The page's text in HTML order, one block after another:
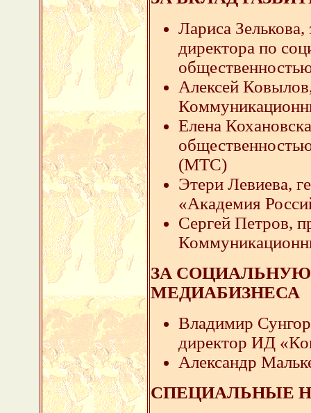
Лариса Зелькова,
директора по
Алексей
Елена
(МТС)
Этери Левиева,
«Академия
Сергей Петров,
ЗА
МЕДИАБИЗНЕСА
Владимир
директор ИД
Александр
СПЕЦИАЛЬНЫЕ